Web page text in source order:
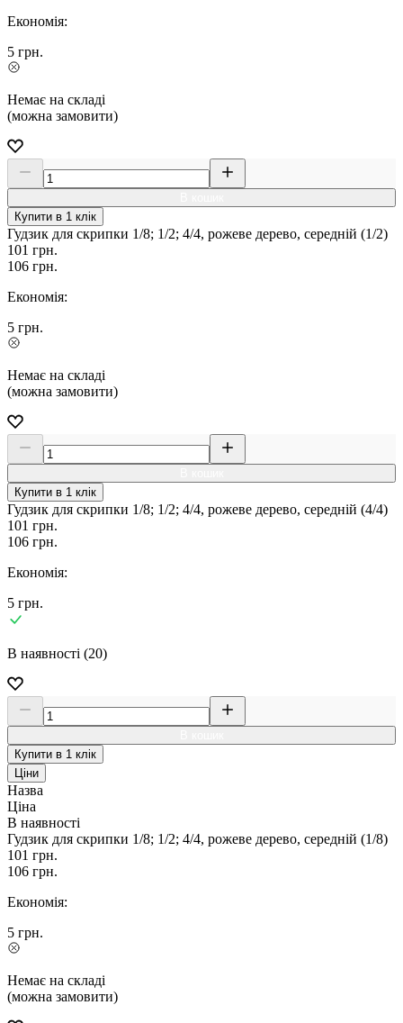
Економія:
5 грн.
Немає на складі
(можна замовити)
Купити в 1 клік
Гудзик для скрипки 1/8; 1/2; 4/4, рожеве дерево, середній (1/2)
101 грн.
106 грн.
Економія:
5 грн.
Немає на складі
(можна замовити)
Купити в 1 клік
Гудзик для скрипки 1/8; 1/2; 4/4, рожеве дерево, середній (4/4)
101 грн.
106 грн.
Економія:
5 грн.
В наявності (20)
Купити в 1 клік
Ціни
Назва
Ціна
В наявності
Гудзик для скрипки 1/8; 1/2; 4/4, рожеве дерево, середній (1/8)
101 грн.
106 грн.
Економія:
5 грн.
Немає на складі
(можна замовити)